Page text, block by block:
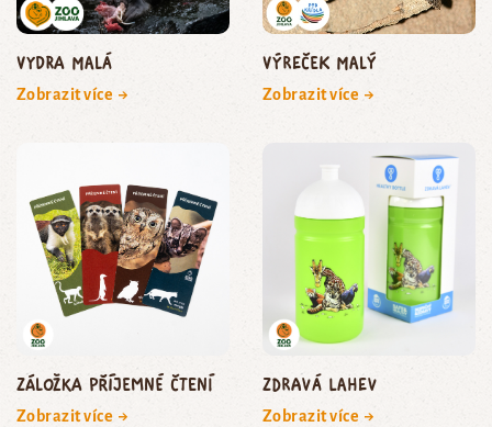
vydra malá
Zobrazit více →
výreček malý
Zobrazit více →
Záložka Příjemné čtení
Zobrazit více →
Zdravá lahev
Zobrazit více →